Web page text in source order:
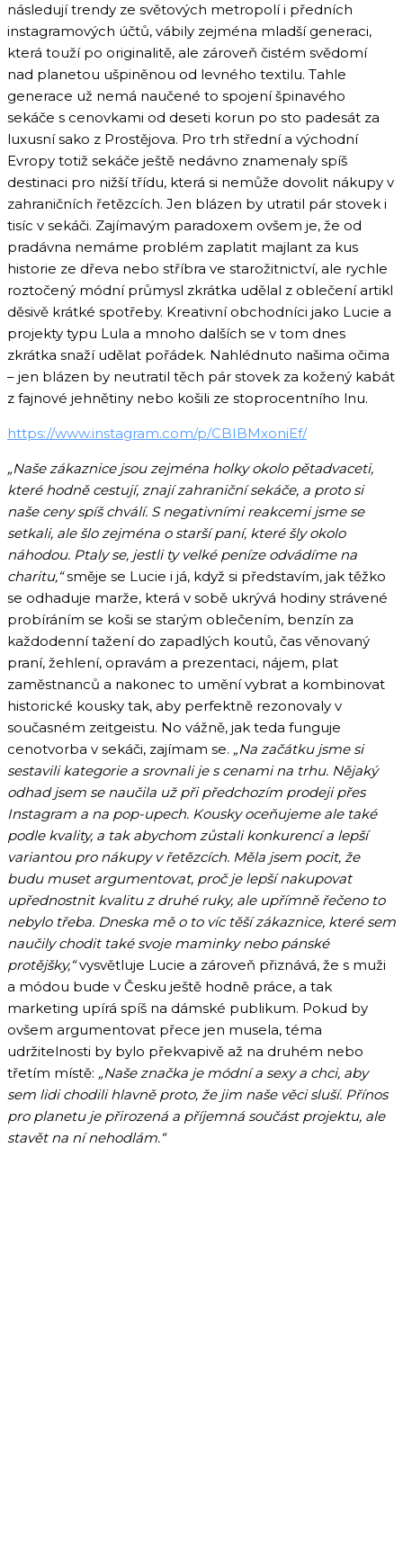
následují trendy ze světových metropolí i předních
instagramových účtů, vábily zejména mladší generaci,
která touží po originalitě, ale zároveň čistém svědomí
nad planetou ušpiněnou od levného textilu. Tahle
generace už nemá naučené to spojení špinavého
sekáče s cenovkami od deseti korun po sto padesát za
luxusní sako z Prostějova. Pro trh střední a východní
Evropy totiž sekáče ještě nedávno znamenaly spíš
destinaci pro nižší třídu, která si nemůže dovolit nákupy v
zahraničních řetězcích. Jen blázen by utratil pár stovek i
tisíc v sekáči. Zajímavým paradoxem ovšem je, že od
pradávna nemáme problém zaplatit majlant za kus
historie ze dřeva nebo stříbra ve starožitnictví, ale rychle
roztočený módní průmysl zkrátka udělal z oblečení artikl
děsivě krátké spotřeby. Kreativní obchodníci jako Lucie a
projekty typu Lula a mnoho dalších se v tom dnes
zkrátka snaží udělat pořádek. Nahlédnuto našima očima
– jen blázen by neutratil těch pár stovek za kožený kabát
z fajnové jehnětiny nebo košili ze stoprocentního lnu.
https://www.instagram.com/p/CBIBMxoniEf/
„Naše zákaznice jsou zejména holky okolo pětadvaceti,
které hodně cestují, znají zahraniční sekáče, a proto si
naše ceny spíš chválí. S negativními reakcemi jsme se
setkali, ale šlo zejména o starší paní, které šly okolo
náhodou. Ptaly se, jestli ty velké peníze odvádíme na
charitu,“směje se Lucie i já, když si představím, jak těžko
se odhaduje marže, která v sobě ukrývá hodiny strávené
probíráním se koši se starým oblečením, benzín za
každodenní tažení do zapadlých koutů, čas věnovaný
praní, žehlení, opravám a prezentaci, nájem, plat
zaměstnanců a nakonec to umění vybrat a kombinovat
historické kousky tak, aby perfektně rezonovaly v
současném zeitgeistu. No vážně, jak teda funguje
cenotvorba v sekáči, zajímam se. „Na začátku jsme si
sestavili kategorie a srovnali je s cenami na trhu. Nějaký
odhad jsem se naučila už při předchozím prodeji přes
Instagram a na pop-upech. Kousky oceňujeme ale také
podle kvality, a tak abychom zůstali konkurencí a lepší
variantou pro nákupy v řetězcích. Měla jsem pocit, že
budu muset argumentovat, proč je lepší nakupovat
upřednostnit kvalitu z druhé ruky, ale upřímně řečeno to
nebylo třeba. Dneska mě o to víc těší zákaznice, které sem
naučily chodit také svoje maminky nebo pánské
protějšky,“vysvětluje Lucie a zároveň přiznává, že s muži
a módou bude v Česku ještě hodně práce, a tak
marketing upírá spíš na dámské publikum. Pokud by
ovšem argumentovat přece jen musela, téma
udržitelnosti by bylo překvapivě až na druhém nebo
třetím místě: „Naše značka je módní a sexy a chci, aby
sem lidi chodili hlavně proto, že jim naše věci sluší. Přínos
pro planetu je přirozená a příjemná součást projektu, ale
stavět na ní nehodlám.“